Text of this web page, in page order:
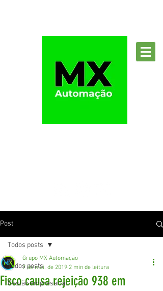
Post
Todos posts
Gestão empresarial
Todos posts
Fisco causa rejeição 938 em
Grupo MX Automação
7 de mai. de 2019 2 min de leitura